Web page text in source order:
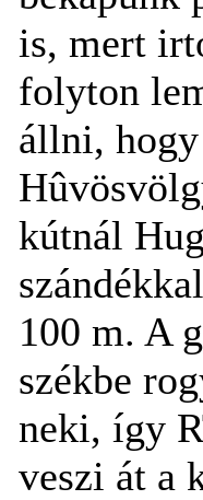
is, mert
folyton
állni,
kútnál
100 m. A
székbe
neki, így
veszi át a